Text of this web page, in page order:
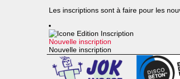
Les inscriptions sont à faire pour les